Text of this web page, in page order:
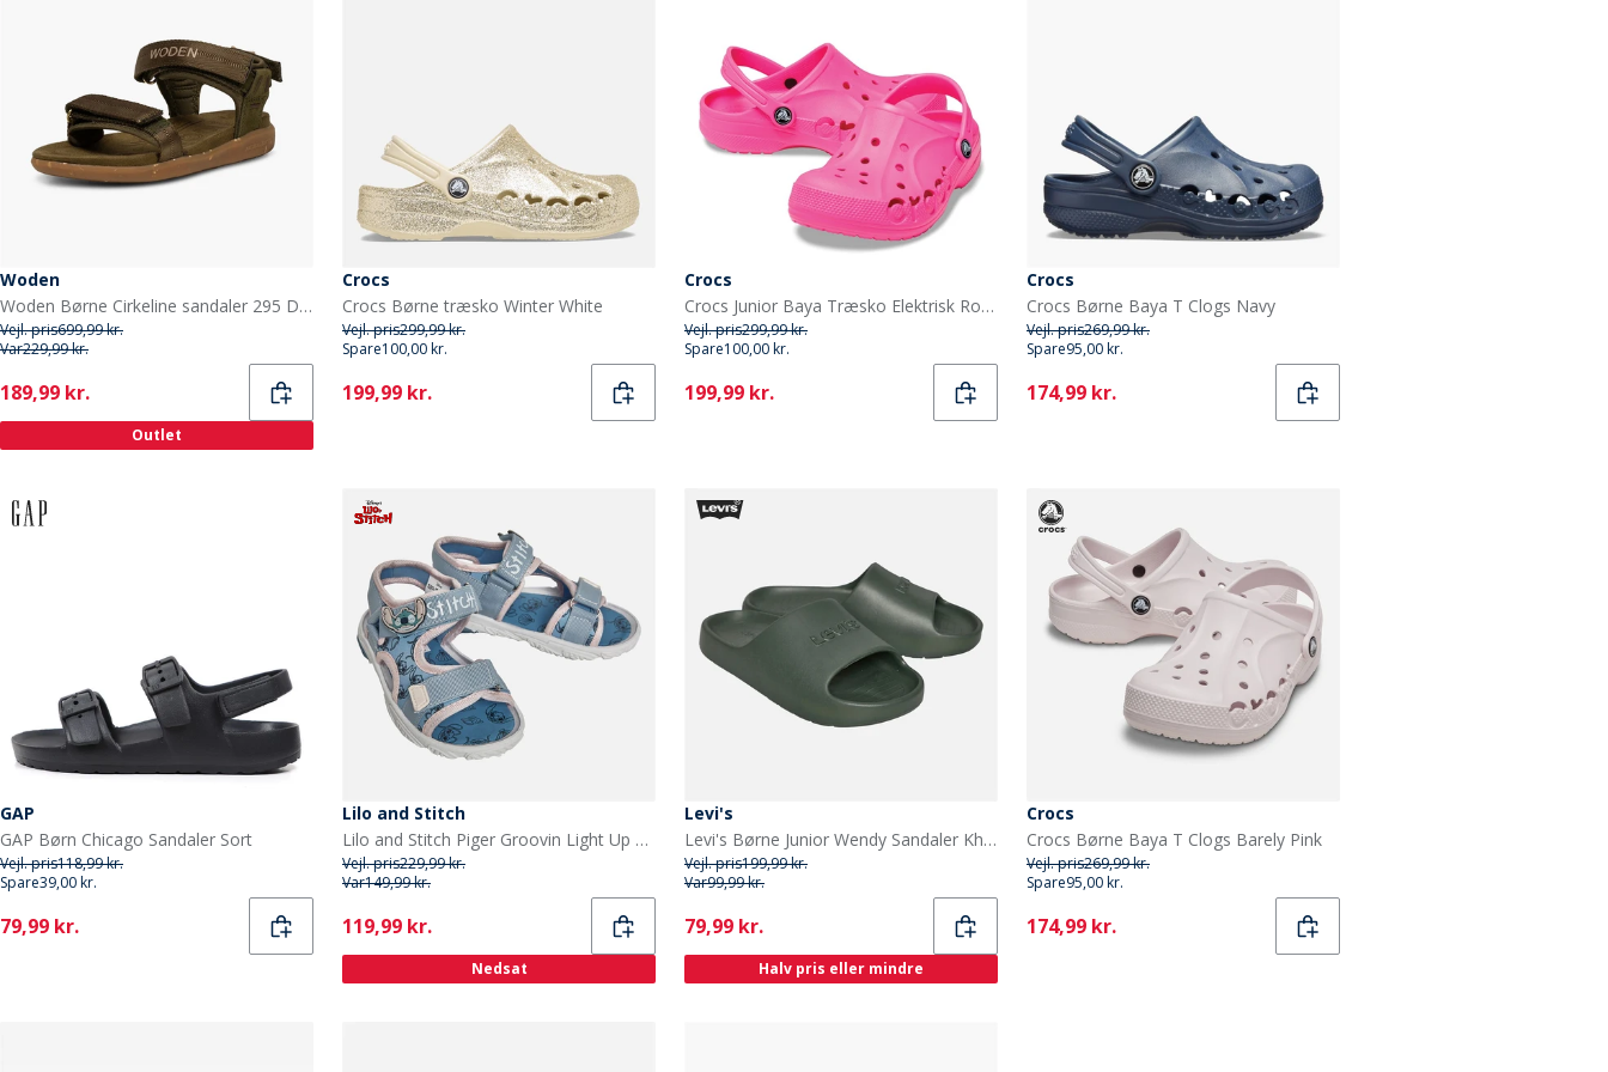
Woden
Woden Børne Cirkeline sandaler 295 Dark Olive
Vejl. pris699,99 kr.
Var229,99 kr.
Current
189,99 kr.
Outlet
Crocs
Crocs Børne træsko Winter White
Vejl. pris299,99 kr.
Spare100,00 kr.
Current
199,99 kr.
Crocs
Crocs Junior Baya Træsko Elektrisk Rosa
Vejl. pris299,99 kr.
Spare100,00 kr.
Current
199,99 kr.
Crocs
Crocs Børne Baya T Clogs Navy
Vejl. pris269,99 kr.
Spare95,00 kr.
Current
174,99 kr.
GAP
GAP Børn Chicago Sandaler Sort
Vejl. pris118,99 kr.
Spare39,00 kr.
Current
79,99 kr.
Lilo and Stitch
Lilo and Stitch Piger Groovin Light Up Sandaler Blå
Vejl. pris229,99 kr.
Var149,99 kr.
Current
119,99 kr.
Nedsat
Levi's
Levi's Børne Junior Wendy Sandaler Khaki 0581
Vejl. pris199,99 kr.
Var99,99 kr.
Current
79,99 kr.
Halv pris eller mindre
Crocs
Crocs Børne Baya T Clogs Barely Pink
Vejl. pris269,99 kr.
Spare95,00 kr.
Current
174,99 kr.